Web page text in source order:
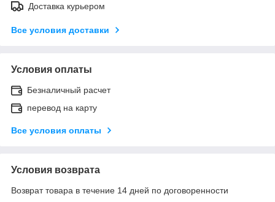
Доставка курьером
Все условия доставки
Условия оплаты
Безналичный расчет
перевод на карту
Все условия оплаты
Условия возврата
Возврат товара в течение 14 дней по договоренности